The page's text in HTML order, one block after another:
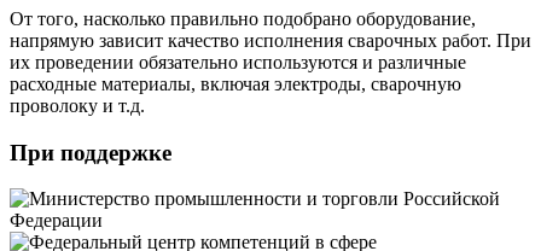
От того, насколько правильно подобрано оборудование,
напрямую зависит качество исполнения сварочных работ. При
их проведении обязательно используются и различные
расходные материалы, включая электроды, сварочную
проволоку и т.д.
При поддержке